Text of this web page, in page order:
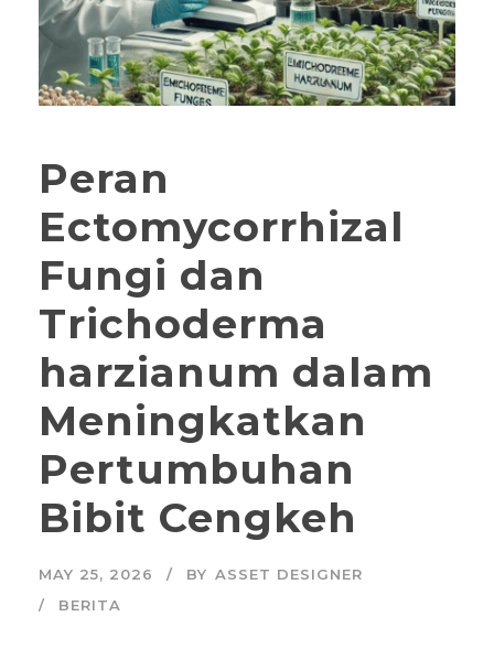
Peran
Ectomycorrhizal
Fungi dan
Trichoderma
harzianum dalam
Meningkatkan
Pertumbuhan
Bibit Cengkeh
MAY 25, 2026 BY ASSET DESIGNER
BERITA